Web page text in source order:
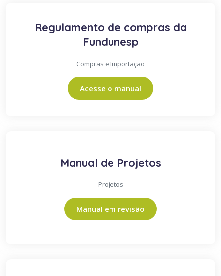
Regulamento de compras da
Fundunesp
Compras e Importação
Acesse o manual
Manual de Projetos
Projetos
Manual em revisão